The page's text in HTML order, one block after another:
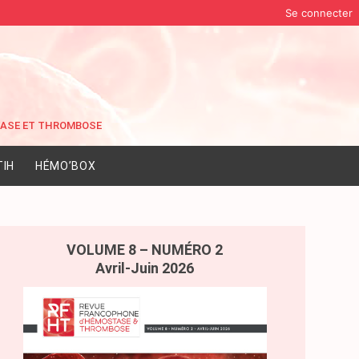
Se connecter
HÉMO’BOX
VOLUME 8 – NUMÉRO 2
Avril-Juin 2026